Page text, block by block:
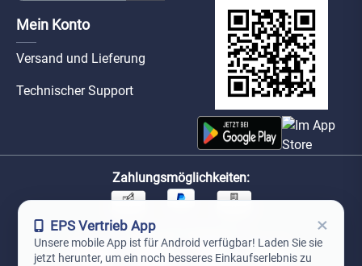
Mein Konto
Versand und Lieferung
Technischer Support
Zahlungsmöglichkeiten:
Unsere Versandpartner:
EPS Vertrieb App ×
Unsere mobile App ist für Android verfügbar! Laden Sie sie
jetzt herunter, um ein noch besseres Einkaufserlebnis zu